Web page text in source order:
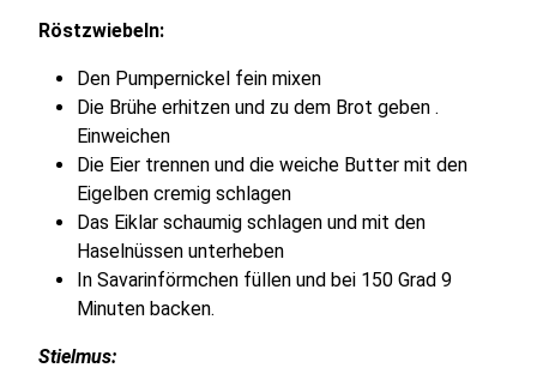
Röstzwiebeln:
Den Pumpernickel fein mixen
Die Brühe erhitzen und zu dem Brot geben .
Einweichen
Die Eier trennen und die weiche Butter mit den
Eigelben cremig schlagen
Das Eiklar schaumig schlagen und mit den
Haselnüssen unterheben
In Savarinförmchen füllen und bei 150 Grad 9
Minuten backen.
Stielmus: